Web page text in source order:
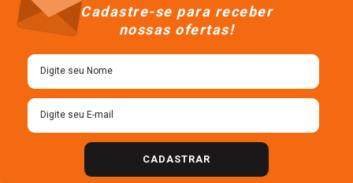
Cadastre-se para receber
nossas ofertas!
CADASTRAR